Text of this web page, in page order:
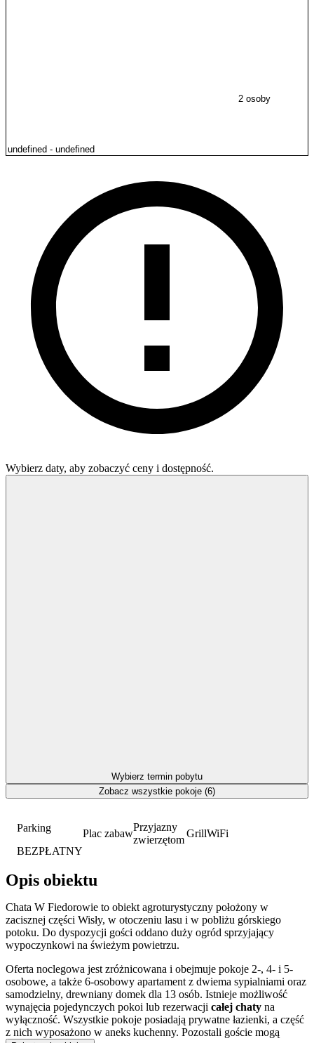
Parking
BEZPŁATNY
Plac zabaw
Przyjazny
zwierzętom
GrillWiFi
Opis obiektu
Chata W Fiedorowie to obiekt agroturystyczny położony w
zacisznej części Wisły, w otoczeniu lasu i w pobliżu górskiego
potoku. Do dyspozycji gości oddano duży ogród sprzyjający
wypoczynkowi na świeżym powietrzu.
Oferta noclegowa jest zróżnicowana i obejmuje pokoje 2-, 4- i 5-
osobowe, a także 6-osobowy apartament z dwiema sypialniami oraz
samodzielny, drewniany domek dla 13 osób. Istnieje możliwość
wynajęcia pojedynczych pokoi lub rezerwacji całej chaty na
wyłączność. Wszystkie pokoje posiadają prywatne łazienki, a część
z nich wyposażono w aneks kuchenny. Pozostali goście mogą
2 osoby
Wybierz daty, aby zobaczyć ceny i dostępność.
Wybierz termin pobytu
Zobacz wszystkie pokoje (6)